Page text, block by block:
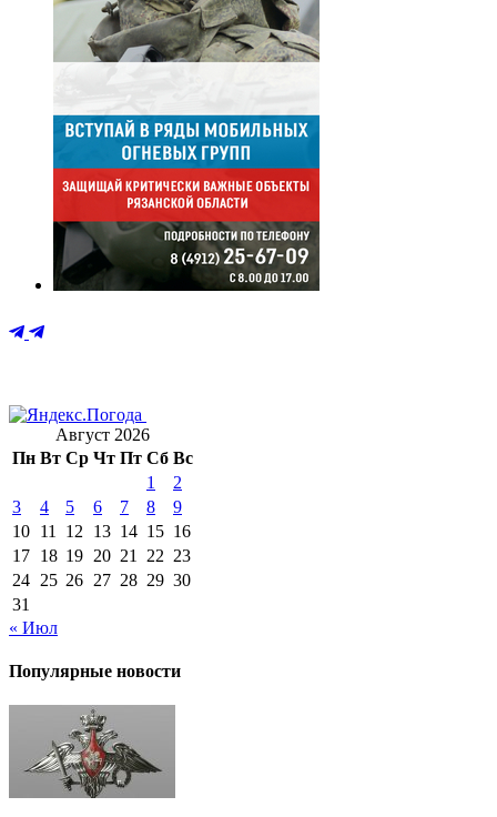
Август 2026
Пн Вт Ср Чт Пт Сб Вс
1
2
3
4 5 6 7 8
9
10 11 12 13 14 15 16
17 18 19 20 21 22 23
24 25 26 27 28 29 30
31
« Июл
Популярные новости